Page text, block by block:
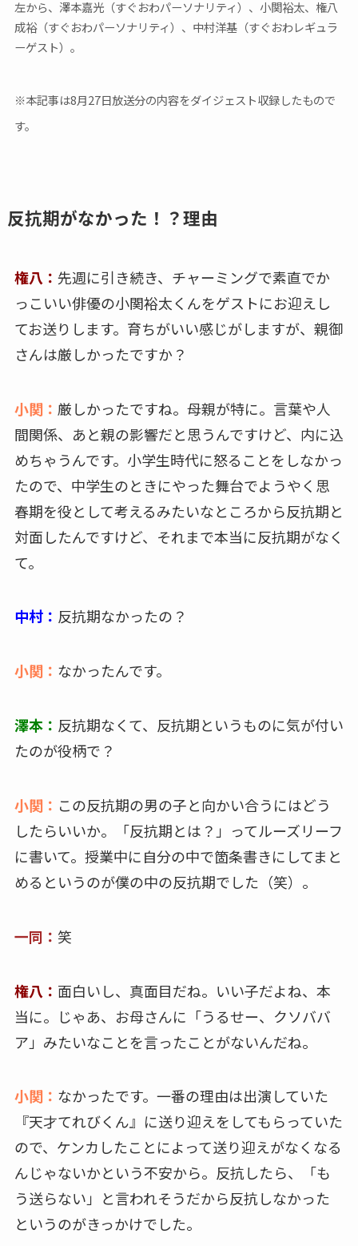
左から、澤本嘉光（すぐおわパーソナリティ）、小関裕太、権八
成裕（すぐおわパーソナリティ）、中村洋基（すぐおわレギュラ
ーゲスト）。
※本記事は8月27日放送分の内容をダイジェスト収録したもので
す。
反抗期がなかった！？理由
権八： 先週に引き続き、チャーミングで素直でか
っこいい俳優の小関裕太くんをゲストにお迎えし
てお送りします。育ちがいい感じがしますが、親御
さんは厳しかったですか？
小関： 厳しかったですね。母親が特に。言葉や人
間関係、あと親の影響だと思うんですけど、内に込
めちゃうんです。小学生時代に怒ることをしなかっ
たので、中学生のときにやった舞台でようやく思
春期を役として考えるみたいなところから反抗期と
対面したんですけど、それまで本当に反抗期がなく
て。
中村： 反抗期なかったの？
小関： なかったんです。
澤本： 反抗期なくて、反抗期というものに気が付い
たのが役柄で？
小関： この反抗期の男の子と向かい合うにはどう
したらいいか。「反抗期とは？」ってルーズリーフ
に書いて。授業中に自分の中で箇条書きにしてまと
めるというのが僕の中の反抗期でした（笑）。
一同： 笑
権八： 面白いし、真面目だね。いい子だよね、本
当に。じゃあ、お母さんに「うるせー、クソババ
ア」みたいなことを言ったことがないんだね。
小関： なかったです。一番の理由は出演していた
『天才てれびくん』に送り迎えをしてもらっていた
ので、ケンカしたことによって送り迎えがなくなる
んじゃないかという不安から。反抗したら、「も
う送らない」と言われそうだから反抗しなかった
というのがきっかけでした。